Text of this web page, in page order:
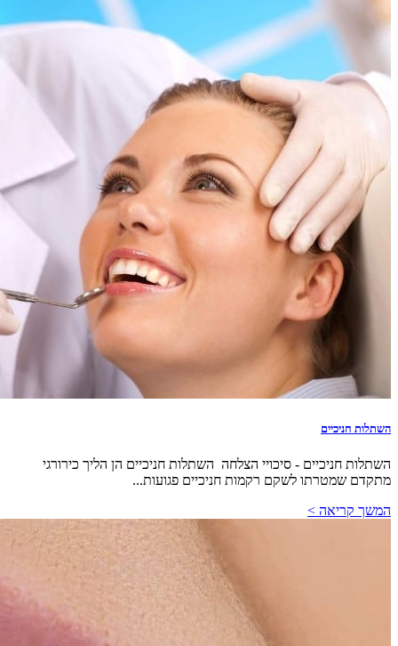
השתלות חניכיים
השתלות חניכיים - סיכויי הצלחה השתלות חניכיים הן הליך כירורגי
מתקדם שמטרתו לשקם רקמות חניכיים פגועות...
המשך קריאה >